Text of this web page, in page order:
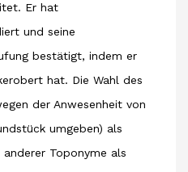
Er hat
und seine
bestätigt, indem er
hat. Die Wahl des
der Anwesenheit von
umgeben) als
Toponyme als